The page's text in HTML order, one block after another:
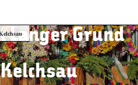
Langer Grund